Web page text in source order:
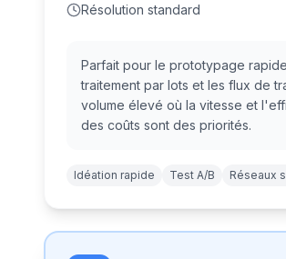
Résolution standard
Parfait pour le prototypage
traitement par lots et les flux de
volume élevé où la vitesse et
des coûts sont des priorités.
Idéation rapide Test A/B Réseaux